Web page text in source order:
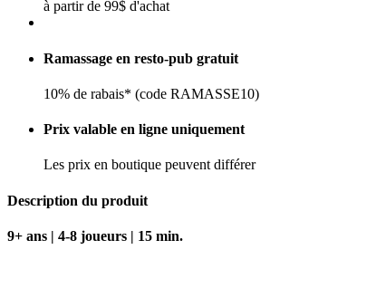
à partir de 99$ d'achat
Ramassage en resto-pub gratuit
10% de rabais* (code RAMASSE10)
Prix valable en ligne uniquement
Les prix en boutique peuvent différer
Description du produit
9+ ans | 4-8 joueurs | 15 min.